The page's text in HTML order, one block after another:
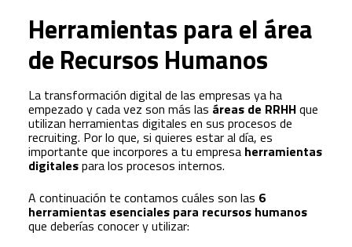
Herramientas para el área
de Recursos Humanos
La transformación digital de las empresas ya ha
empezado y cada vez son más las áreas de RRHHque
utilizan herramientas digitales en sus procesos de
recruiting. Por lo que, si quieres estar al día, es
importante que incorpores a tu empresa herramientas
digitalespara los procesos internos.
A continuación te contamos cuáles son las 6
herramientas esenciales para recursos humanos
que deberías conocer y utilizar: